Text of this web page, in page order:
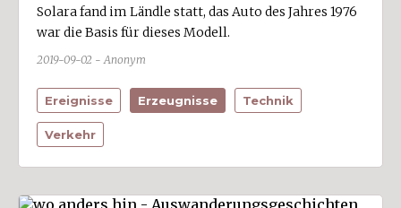
Solara fand im Ländle statt, das Auto des Jahres 1976
war die Basis für dieses Modell.
2019-09-02 - Anonym
Ereignisse Erzeugnisse Technik
Verkehr